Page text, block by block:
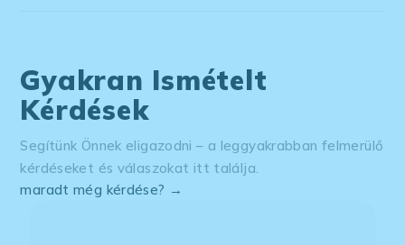
Gyakran Ismételt
Kérdések
Segítünk Önnek eligazodni – a leggyakrabban felmerülő
kérdéseket és válaszokat itt találja.
maradt még kérdése? →